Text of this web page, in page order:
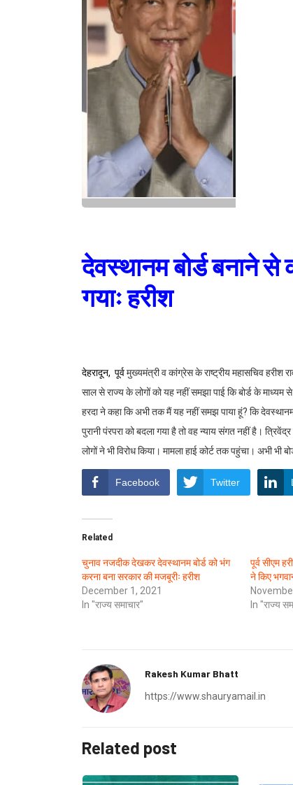
देवस्थानम बोर्ड बनाने से
गयाः हरीश
देहरादून, पूर्वमुख्यमंत्री व कांग्रेस के राष्ट्रीय महासचिव हरीश
साल से राज्य के लोगों को यह नहीं समझा पाई कि बोर्ड के
हरदा ने कहा कि अभी तक मैं यह नहीं समझ पाया हूं? कि
पुरानी पंरपरा को बदला गया है तो वह न्याय संगत नहीं है।
लोगों ने भी विरोध किया। मामला हाई कोर्ट तक पहुंचा। अभी भी
Facebook Twitter
Related
चुनाव नजदीक देखकर देवस्थानम बोर्ड को भंग
करना बना सरकार की मजबूरीः हरीश
December 1, 2021
In "राज्य समाचार"
पूर्व सीएम
ने किए
In "राज्य
Rakesh Kumar Bhatt
https://www.shauryamail.in
Related post